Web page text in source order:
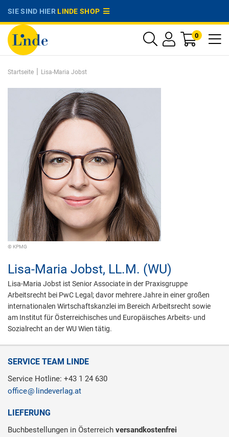
SIE SIND HIERLINDE SHOP
0
Startseite | Lisa-Maria Jobst
© KPMG
Lisa-Maria Jobst, LL.M. (WU)
Lisa-Maria Jobst ist Senior Associate in der Praxisgruppe
Arbeitsrecht bei PwC Legal; davor mehrere Jahre in einer großen
internationalen Wirtschaftskanzlei im Bereich Arbeitsrecht sowie
am Institut für Österreichisches und Europäisches Arbeits- und
Sozialrecht an der WU Wien tätig.
SERVICE TEAM LINDE
Service Hotline: +43 1 24 630
office
lindeverlag.at
LIEFERUNG
Buchbestellungen in Österreich versandkostenfrei